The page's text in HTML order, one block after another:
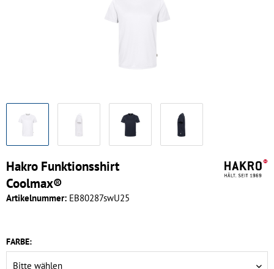
Hakro Funktionsshirt
Coolmax®
Artikelnummer: EB80287swU25
FARBE: